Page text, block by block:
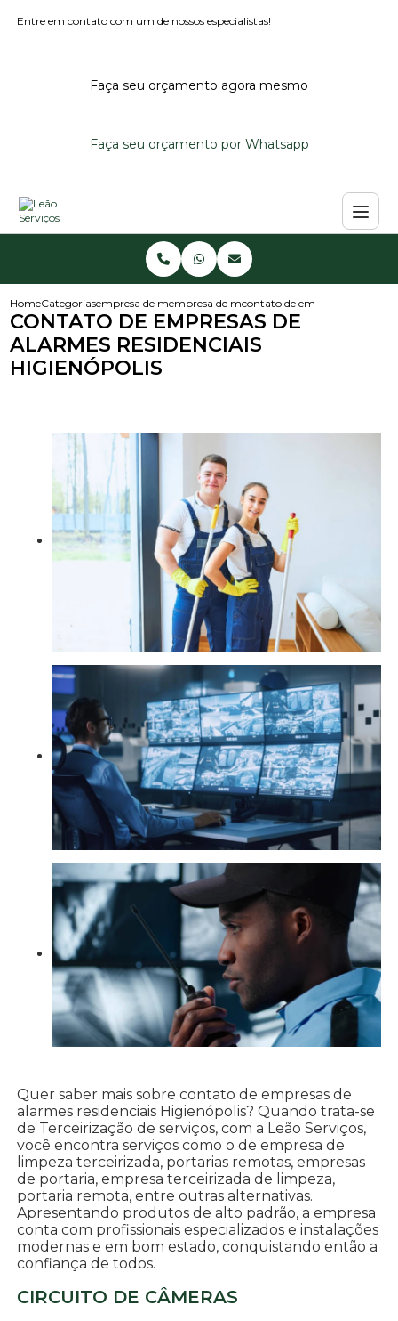
Entre em contato com um de nossos especialistas!
Faça seu orçamento agora mesmo
Faça seu orçamento por Whatsapp
HomeCategoriasempresa de monitoramento de alarmes
empresa de monitoramento de alarme
contato de empresas de
CONTATO DE EMPRESAS DE
ALARMES RESIDENCIAIS
HIGIENÓPOLIS
Quer saber mais sobre contato de empresas de
alarmes residenciais Higienópolis? Quando trata-se
de Terceirização de serviços, com a Leão Serviços,
você encontra serviços como o de empresa de
limpeza terceirizada, portarias remotas, empresas
de portaria, empresa terceirizada de limpeza,
portaria remota, entre outras alternativas.
Apresentando produtos de alto padrão, a empresa
conta com profissionais especializados e instalações
modernas e em bom estado, conquistando então a
confiança de todos.
CIRCUITO DE CÂMERAS